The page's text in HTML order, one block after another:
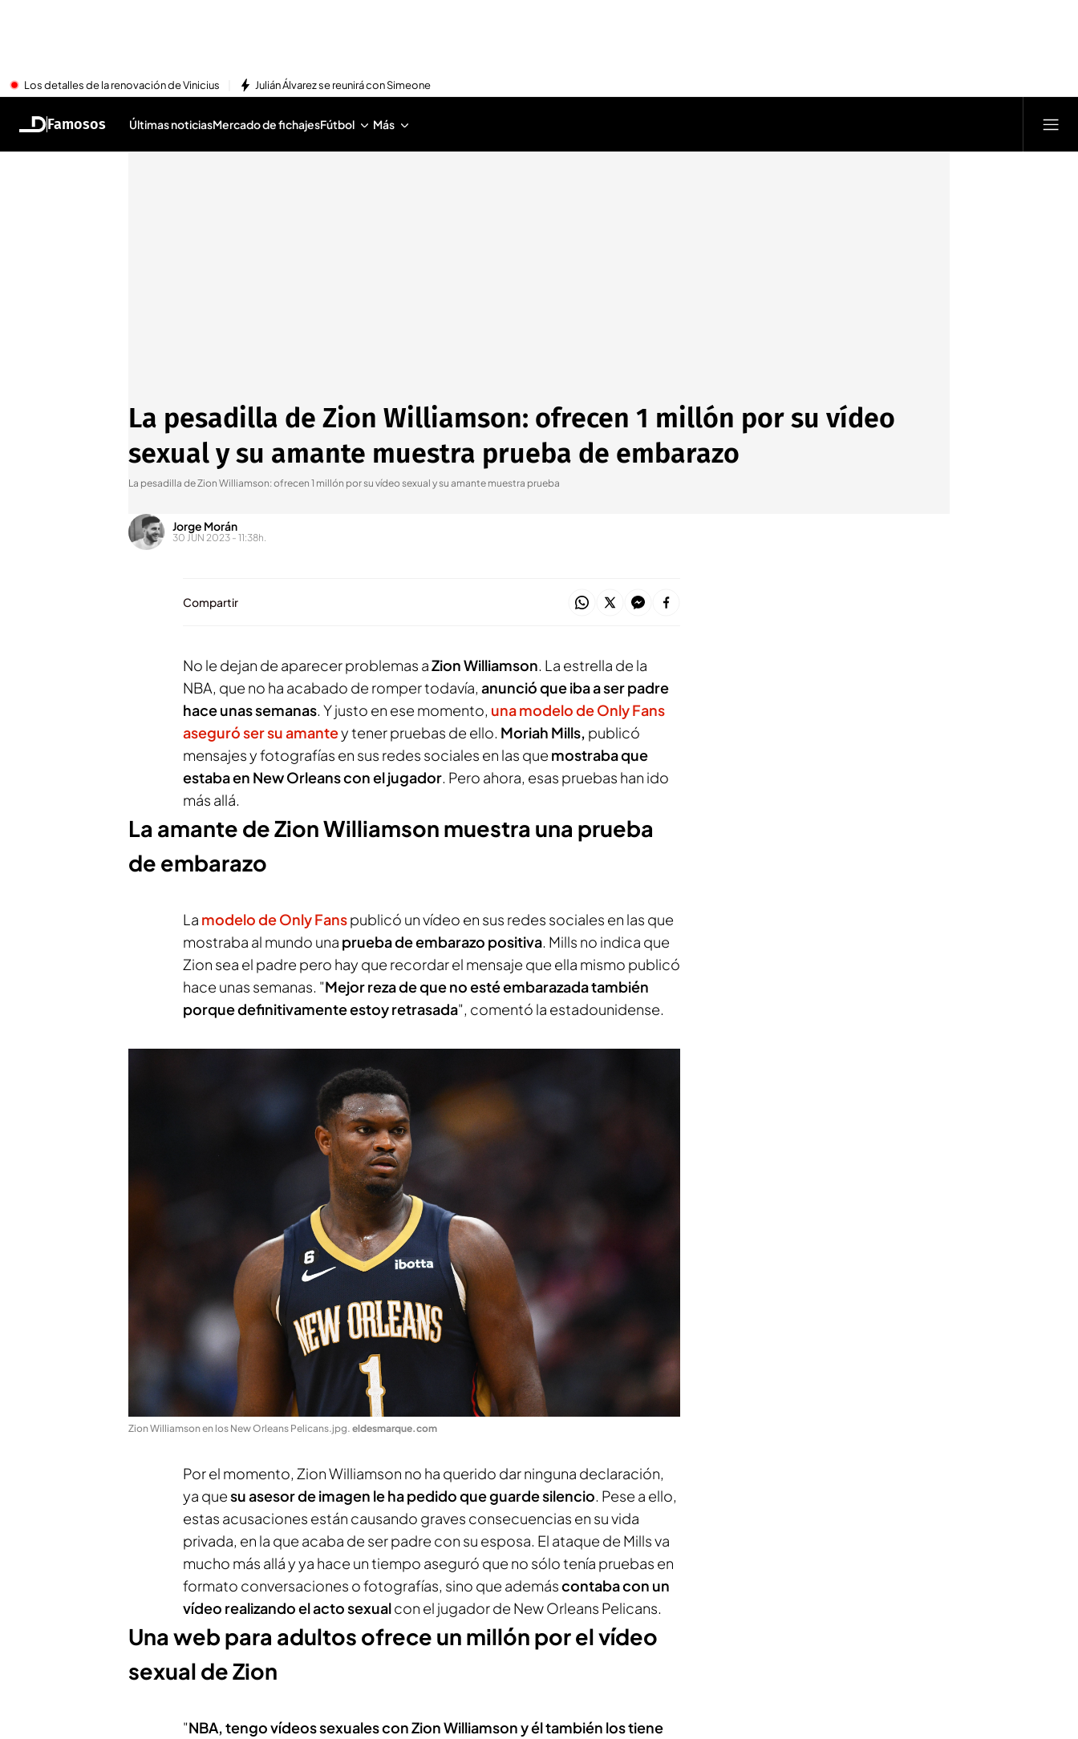
Los detalles de la renovación de Vinicius Julián Álvarez se reunirá con Simeone
Famosos Últimas noticiasMercado de fichajesFútbol Más
La pesadilla de Zion Williamson: ofrecen 1 millón por su vídeo
sexual y su amante muestra prueba de embarazo
La pesadilla de Zion Williamson: ofrecen 1 millón por su vídeo sexual y su amante muestra prueba
Jorge Morán
30 JUN 2023 - 11:38h.
Compartir
No le dejan de aparecer problemas aZion Williamson. La estrella de la
NBA, que no ha acabado de romper todavía, anunció que iba a ser padre
hace unas semanas. Y justo en ese momento, una modelo de Only Fans
aseguró ser su amantey tener pruebas de ello. Moriah Mills, publicó
mensajes y fotografías en sus redes sociales en las que mostraba que
estaba en New Orleans con el jugador. Pero ahora, esas pruebas han ido
más allá.
La amante de Zion Williamson muestra una prueba
de embarazo
La modelo de Only Fanspublicó un vídeo en sus redes sociales en las que
mostraba al mundo una prueba de embarazo positiva. Mills no indica que
Zion sea el padre pero hay que recordar el mensaje que ella mismo publicó
hace unas semanas. "Mejor reza de que no esté embarazada también
porque definitivamente estoy retrasada", comentó la estadounidense.
Zion Williamson en los New Orleans Pelicans.jpg. eldesmarque.com
Por el momento, Zion Williamson no ha querido dar ninguna declaración,
ya quesu asesor de imagen le ha pedido que guarde silencio. Pese a ello,
estas acusaciones están causando graves consecuencias en su vida
privada, en la que acaba de ser padre con su esposa. El ataque de Mills va
mucho más allá y ya hace un tiempo aseguró que no sólo tenía pruebas en
formato conversaciones o fotografías, sino que ademáscontaba con un
vídeo realizando el acto sexualcon el jugador de New Orleans Pelicans.
Una web para adultos ofrece un millón por el vídeo
sexual de Zion
"NBA, tengo vídeos sexuales con Zion Williamson y él también los tiene